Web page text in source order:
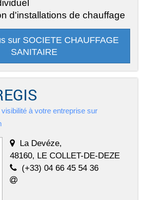
d'installations de chauffage
sur SOCIETE CHAUFFAGE
SANITAIRE
à votre entreprise sur
La Devéze,
48160, LE COLLET-DE-DEZE
(+33) 04 66 45 54 36